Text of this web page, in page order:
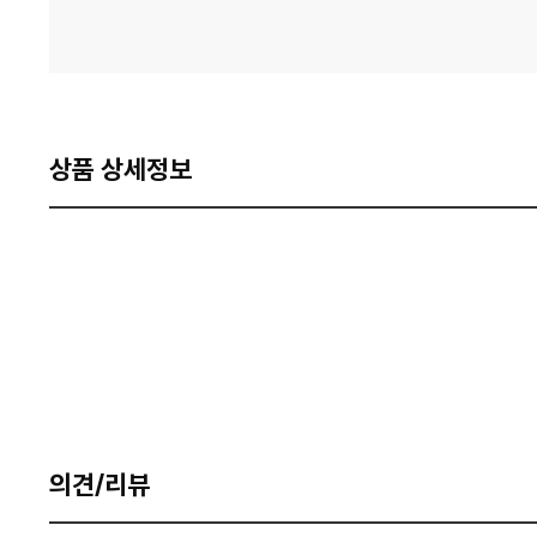
상품 상세정보
의견/리뷰